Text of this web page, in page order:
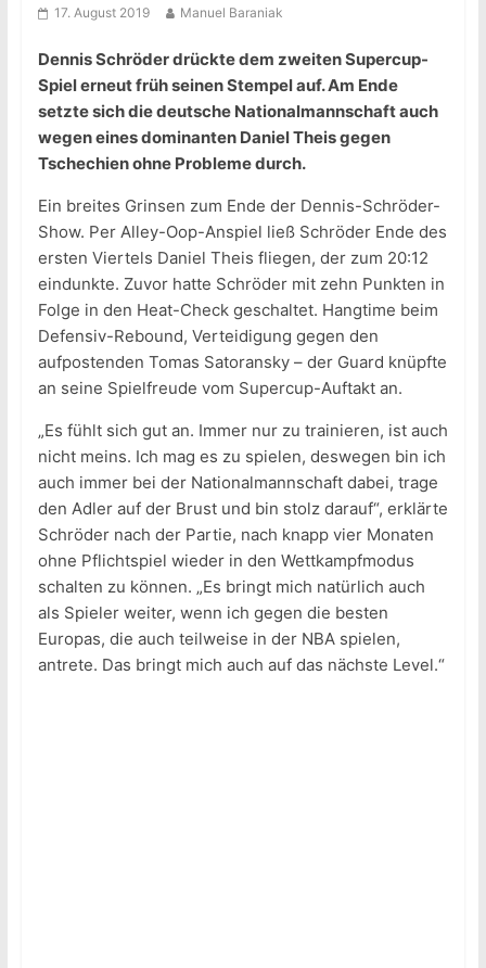
17. August 2019 Manuel Baraniak
Dennis Schröder drückte dem zweiten Supercup-
Spiel erneut früh seinen Stempel auf. Am Ende
setzte sich die deutsche Nationalmannschaft auch
wegen eines dominanten Daniel Theis gegen
Tschechien ohne Probleme durch.
Ein breites Grinsen zum Ende der Dennis-Schröder-
Show. Per Alley-Oop-Anspiel ließ Schröder Ende des
ersten Viertels Daniel Theis fliegen, der zum 20:12
eindunkte. Zuvor hatte Schröder mit zehn Punkten in
Folge in den Heat-Check geschaltet. Hangtime beim
Defensiv-Rebound, Verteidigung gegen den
aufpostenden Tomas Satoransky – der Guard knüpfte
an seine Spielfreude vom Supercup-Auftakt an.
„Es fühlt sich gut an. Immer nur zu trainieren, ist auch
nicht meins. Ich mag es zu spielen, deswegen bin ich
auch immer bei der Nationalmannschaft dabei, trage
den Adler auf der Brust und bin stolz darauf“, erklärte
Schröder nach der Partie, nach knapp vier Monaten
ohne Pflichtspiel wieder in den Wettkampfmodus
schalten zu können. „Es bringt mich natürlich auch
als Spieler weiter, wenn ich gegen die besten
Europas, die auch teilweise in der NBA spielen,
antrete. Das bringt mich auch auf das nächste Level.“